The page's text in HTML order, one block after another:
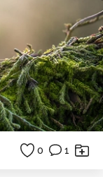
0 1